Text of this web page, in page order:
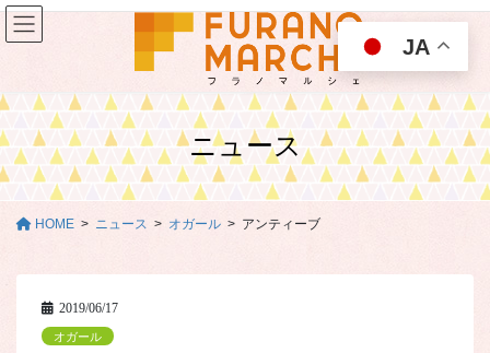
コ
ン
ツ
移
動
ナ
ビ
シ
ン
に
ニュース
HOME ニュース オガール アンティーブ
2019/06/17
オガール
JA